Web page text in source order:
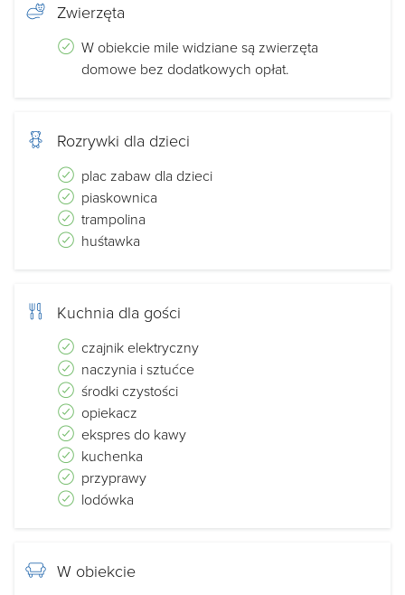
Zwierzęta
W obiekcie mile widziane są zwierzęta
domowe bez dodatkowych opłat.
Rozrywki dla dzieci
plac zabaw dla dzieci
piaskownica
trampolina
huśtawka
Kuchnia dla gości
czajnik elektryczny
naczynia i sztućce
środki czystości
opiekacz
ekspres do kawy
kuchenka
przyprawy
lodówka
W obiekcie